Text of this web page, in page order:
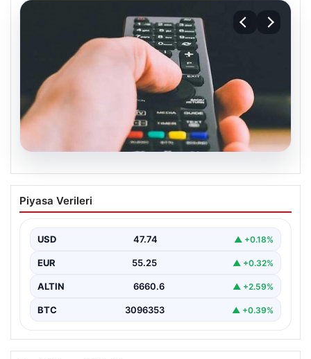
07.08.2026
Türksat 3A Uydusundan Son Verildi:
Kanal Güncellemesi ve Yeni Sistemler
Türksat 3A uydusu, uzun yıllardır ülke radyo ve
Piyasa Verileri
USD 47.74 ▲ +0.18%
EUR 55.25 ▲ +0.32%
ALTIN 6660.6 ▲ +2.59%
BTC 3096353 ▲ +0.39%